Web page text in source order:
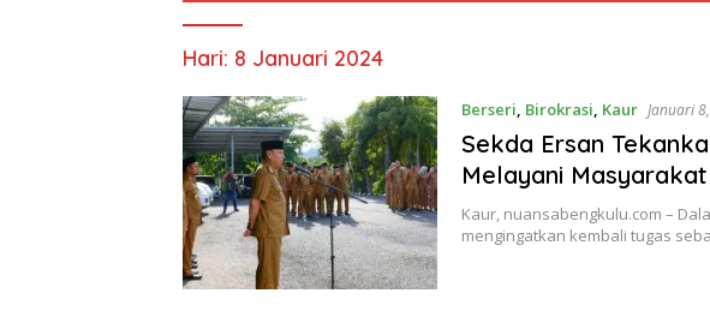
Hari: 8 Januari 2024
Berseri, Birokrasi, Kaur Januari
Sekda Ersan
Melayani Masyarakat
Kaur, nuansabengkulu.com –
mengingatkan kembali tugas